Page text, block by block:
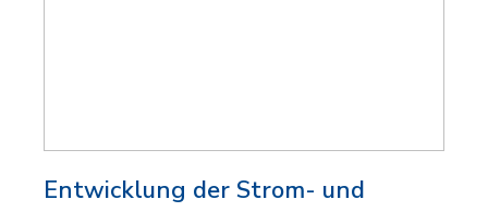
Entwicklung der Strom- und